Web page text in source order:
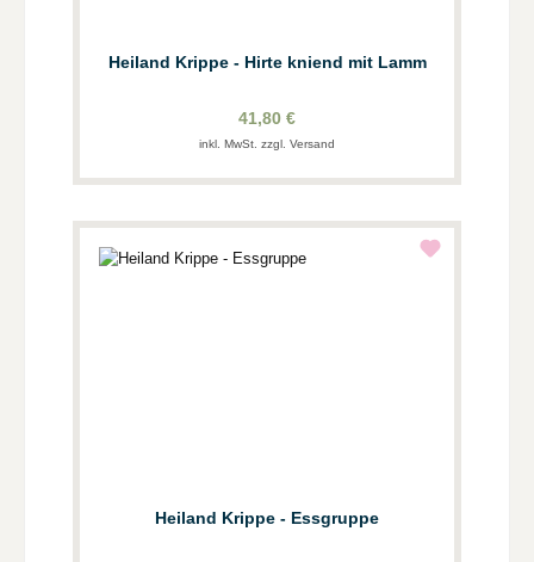
Heiland Krippe - Hirte kniend mit Lamm
41,80 €
inkl. MwSt. zzgl. Versand
Heiland Krippe - Essgruppe